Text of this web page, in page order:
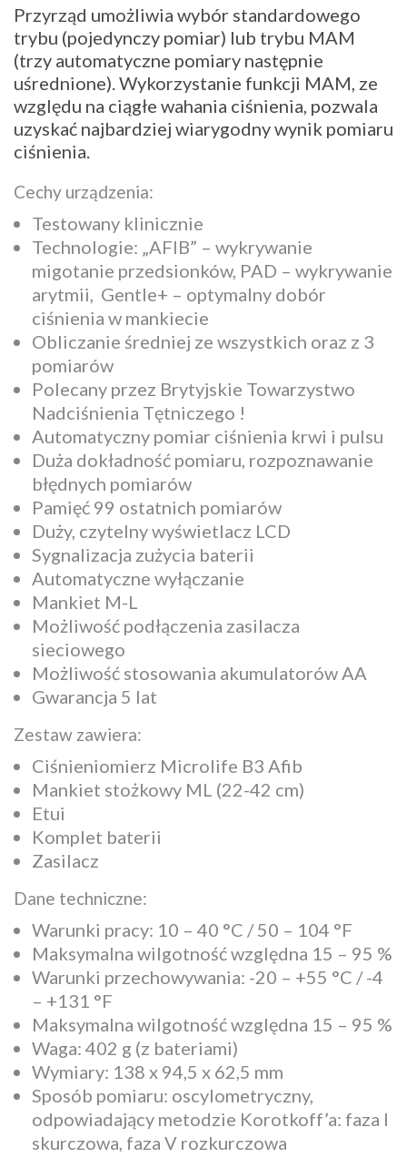
Przyrząd umożliwia wybór standardowego
trybu (pojedynczy pomiar) lub trybu MAM
(trzy automatyczne pomiary następnie
uśrednione). Wykorzystanie funkcji MAM, ze
względu na ciągłe wahania ciśnienia, pozwala
uzyskać najbardziej wiarygodny wynik pomiaru
ciśnienia.
Cechy urządzenia:
Testowany klinicznie
Technologie: „AFIB” – wykrywanie
migotanie przedsionków, PAD – wykrywanie
arytmii, Gentle+ – optymalny dobór
ciśnienia w mankiecie
Obliczanie średniej ze wszystkich oraz z 3
pomiarów
Polecany przez Brytyjskie Towarzystwo
Nadciśnienia Tętniczego !
Automatyczny pomiar ciśnienia krwi i pulsu
Duża dokładność pomiaru, rozpoznawanie
błędnych pomiarów
Pamięć 99 ostatnich pomiarów
Duży, czytelny wyświetlacz LCD
Sygnalizacja zużycia baterii
Automatyczne wyłączanie
Mankiet M-L
Możliwość podłączenia zasilacza
sieciowego
Możliwość stosowania akumulatorów AA
Gwarancja 5 lat
Zestaw zawiera:
Ciśnieniomierz Microlife B3 Afib
Mankiet stożkowy ML (22-42 cm)
Etui
Komplet baterii
Zasilacz
Dane techniczne:
Warunki pracy: 10 – 40 °C / 50 – 104 °F
Maksymalna wilgotność względna 15 – 95 %
Warunki przechowywania: -20 – +55 °C / -4
– +131 °F
Maksymalna wilgotność względna 15 – 95 %
Waga: 402 g (z bateriami)
Wymiary: 138 x 94,5 x 62,5 mm
Sposób pomiaru: oscylometryczny,
odpowiadający metodzie Korotkoff’a: faza I
skurczowa, faza V rozkurczowa